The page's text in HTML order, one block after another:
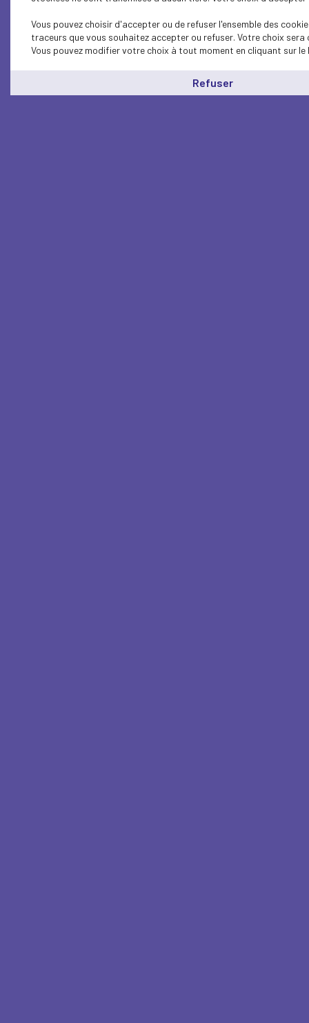
Vous pouvez choisir d'accepter ou de refuser l'ensemble des
traceurs que vous souhaitez accepter ou refuser. Votre choix
Vous pouvez modifier votre choix à tout moment en cliquant sur le
Refuser